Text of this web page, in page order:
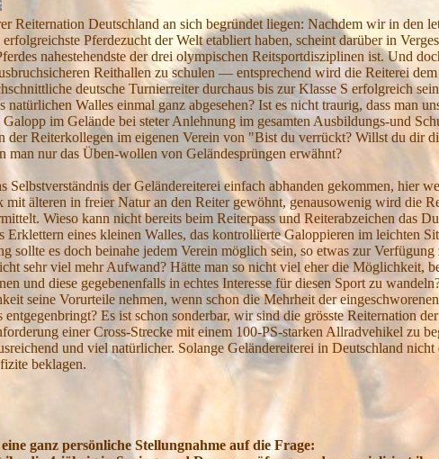
Reiternation Deutschland an sich begründet liegen: Nachdem wir in den
Pferdezucht der Welt etabliert haben, scheint darüber in
nahestehendste der drei olympischen Reitsportdisziplinen ist. Und
Reithallen zu schulen — entsprechend wird die Reiterei
deutsche Turnierreiter durchaus bis zur Klasse S erfolgreich
Walles einmal ganz abgesehen? Ist es nicht traurig, dass man
im Gelände bei steter Anlehnung im gesamten Ausbildungs-und
Reiterkollegen im eigenen Verein von "Bist du verrückt? Willst du dir
man nur das Üben-wollen von Geländesprüngen erwähnt?
Selbstverständnis der Geländereiterei einfach abhanden gekommen, hier
mit älteren in freier Natur an den Reiter gewöhnt, genausowenig wird die
Wieso kann nicht bereits beim Reiterpass und Reiterabzeichen das
Erklettern eines kleinen Walles, das kontrollierte Galoppieren im leichten
sollte es doch beinahe jedem Verein möglich sein, so etwas zur
sehr viel mehr Aufwand? Hätte man so nicht viel eher die Möglichkeit,
und diese gegebenenfalls in echtes Interesse für diesen Sport zu
seine Vorurteile nehmen, wenn schon die Mehrheit der
entgegenbringt? Es ist schon sonderbar, wir sind die grösste Reiternation
einer Cross-Strecke mit einem 100-PS-starken Allradvehikel zu
und viel natürlicher. Solange Geländereiterei in Deutschland
beklagen.
ganz persönliche Stellungnahme auf die Frage: